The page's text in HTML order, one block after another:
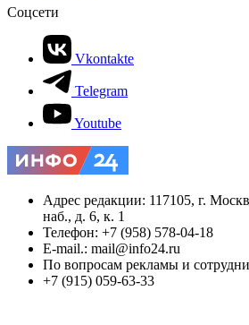
Соцсети
Vkontakte
Telegram
Youtube
Адрес редакции: 117105, г.
наб., д. 6, к. 1
Телефон: +7 (958) 578-04-18
E-mail.: mail@info24.ru
По вопросам рекламы и
+7 (915) 059-63-33